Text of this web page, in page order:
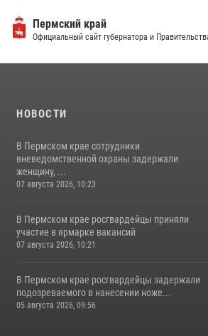
Пермский край
Официальный сайт губернатора и
НОВОСТИ
В Пермском крае сотрудники
вневедомственной охраны задержали
женщину, ...
07 августа 2026, 10:23
В Пермском крае росгвардейцы приняли
участие в ярмарке вакансий
07 августа 2026, 10:21
В Пермском крае росгвардейцы задержали
подозреваемого в нанесении ноже...
05 августа 2026, 09:56